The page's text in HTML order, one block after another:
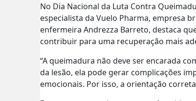
No Dia Nacional da Luta Contra
especialista da Vuelo Pharma, empresa
enfermeira Andrezza Barreto, destaca
contribuir para uma recuperação mais
“A queimadura não deve ser encarada
da lesão, ela pode gerar complicações
emocionais. Por isso, a orientação